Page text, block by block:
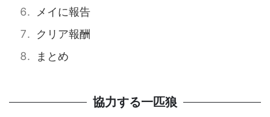
メイに報告
クリア報酬
まとめ
協力する一匹狼